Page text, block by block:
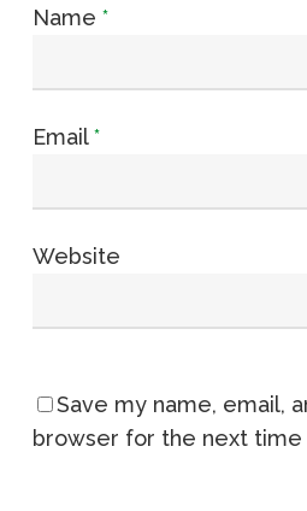
Name *
Email*
Website
Save my name, email,
browser for the next time